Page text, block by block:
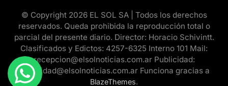
© Copyright 2026 EL SOL SA | Todos los derechos
reservados. Queda prohibida la reproducción total o
parcial del presente diario. Director: Horacio Schivintt.
Clasificados y Edictos: 4257-6325 Interno 101 Mail:
recepcion@elsolnoticias.com.ar Publicidad:
publicidad@elsolnoticias.com.ar Funciona gracias a
BlazeThemes.